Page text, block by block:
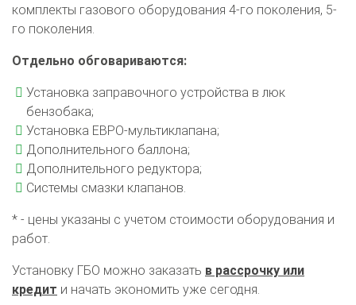
комплекты газового оборудования 4-го поколения, 5-
го поколения.
Отдельно обговариваются:
Установка заправочного устройства в люк
бензобака;
Установка ЕВРО-мультиклапана;
Дополнительного баллона;
Дополнительного редуктора;
Системы смазки клапанов.
* - цены указаны с учетом стоимости оборудования и
работ.
Установку ГБО можно заказать в рассрочку или
кредит и начать экономить уже сегодня.